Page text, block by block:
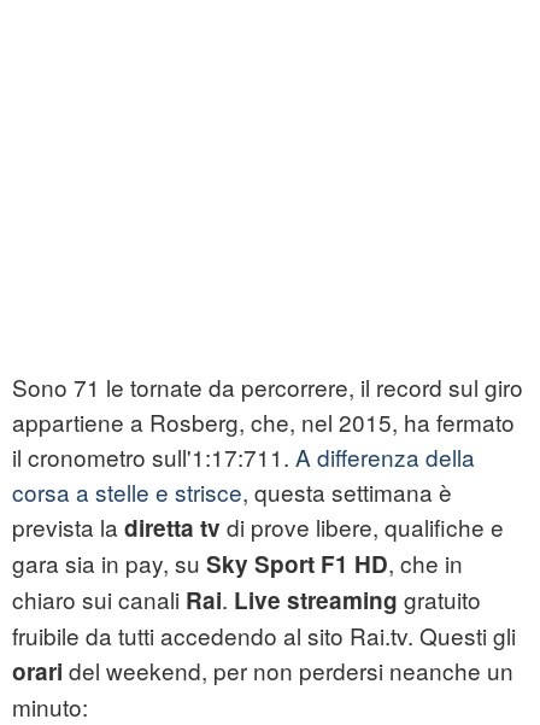
Sono 71 le tornate da percorrere, il record sul giro
appartiene a Rosberg, che, nel 2015, ha fermato
il cronometro sull'1:17:711. A differenza della
corsa a stelle e strisce, questa settimana è
prevista la diretta tv di prove libere, qualifiche e
gara sia in pay, su Sky Sport F1 HD, che in
chiaro sui canali Rai. Live streaming gratuito
fruibile da tutti accedendo al sito Rai.tv. Questi gli
orari del weekend, per non perdersi neanche un
minuto: